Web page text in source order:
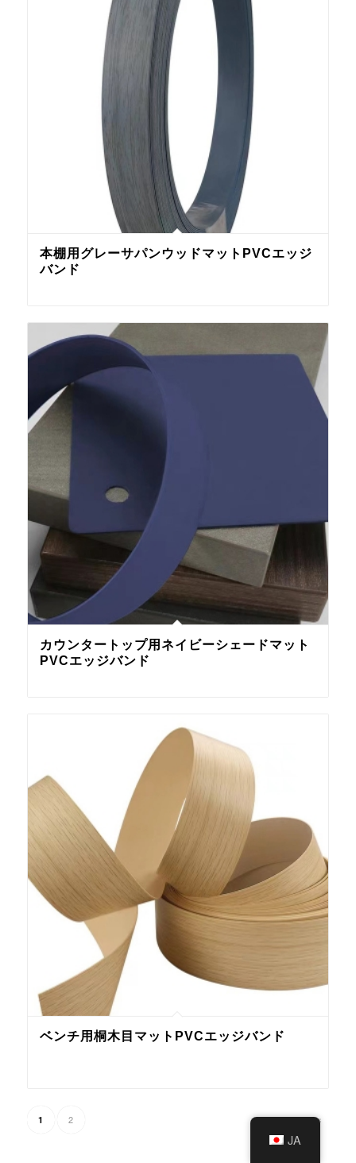
本棚用グレーサパンウッドマットPVCエッジ
バンド
カウンタートップ用ネイビーシェードマット
PVCエッジバンド
ベンチ用桐木目マットPVCエッジバンド
1の2ページ
1 2
JA